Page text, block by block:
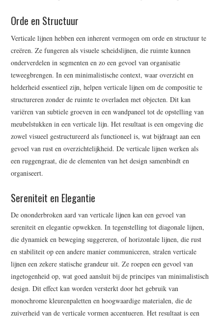
Orde en Structuur
Verticale lijnen hebben een inherent vermogen om orde en structuur te
creëren. Ze fungeren als visuele scheidslijnen, die ruimte kunnen
onderverdelen in segmenten en zo een gevoel van organisatie
teweegbrengen. In een minimalistische context, waar overzicht en
helderheid essentieel zijn, helpen verticale lijnen om de compositie te
structureren zonder de ruimte te overladen met objecten. Dit kan
variëren van subtiele groeven in een wandpaneel tot de opstelling van
meubelstukken in een verticale lijn. Het resultaat is een omgeving die
zowel visueel gestructureerd als functioneel is, wat bijdraagt aan een
gevoel van rust en overzichtelijkheid. De verticale lijnen werken als
een ruggengraat, die de elementen van het design samenbindt en
organiseert.
Sereniteit en Elegantie
De ononderbroken aard van verticale lijnen kan een gevoel van
sereniteit en elegantie opwekken. In tegenstelling tot diagonale lijnen,
die dynamiek en beweging suggereren, of horizontale lijnen, die rust
en stabiliteit op een andere manier communiceren, stralen verticale
lijnen een zekere statische grandeur uit. Ze roepen een gevoel van
ingetogenheid op, wat goed aansluit bij de principes van minimalistisch
design. Dit effect kan worden versterkt door het gebruik van
monochrome kleurenpaletten en hoogwaardige materialen, die de
zuiverheid van de verticale vormen accentueren. Het resultaat is een